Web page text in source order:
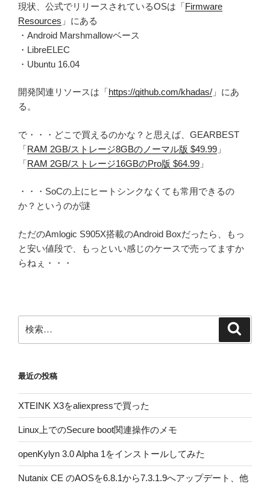
現状、公式でリリースされているOSは「Firmware
Resources 」にある
・Android Marshmallowベース
・LibreELEC
・Ubuntu 16.04
開発関連リソースは「https://github.com/khadas/ 」にあ
る。
で・・・どこで買えるのかな？と思えば、GEARBEST
「RAM 2GB/ストレージ8GBのノーマル版 $49.99 」
「RAM 2GB/ストレージ16GBのPro版 $64.99 」
・・・SoCの上にヒートシンクなくても常用できるの
か？というのが謎
ただのAmlogic S905X搭載のAndroid Boxだったら、もっ
と安い値段で、もっといい感じのケースで売ってますか
らねぇ・・・
索:
最近の投稿
XTEINK X3をaliexpressで買った
Linux上でのSecure boot関連操作のメモ
openKylyn 3.0 Alpha 1をインストールしてみた
Nutanix CE のAOSを6.8.1から7.3.1.9へアップデート、他